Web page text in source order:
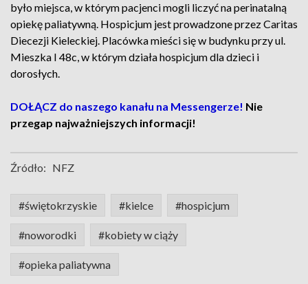
było miejsca, w którym pacjenci mogli liczyć na perinatalną
opiekę paliatywną. Hospicjum jest prowadzone przez Caritas
Diecezji Kieleckiej. Placówka mieści się w budynku przy ul.
Mieszka I 48c, w którym działa hospicjum dla dzieci i
dorosłych.
DOŁĄCZ do naszego kanału na Messengerze! Nie
przegap najważniejszych informacji!
Źródło: NFZ
#świętokrzyskie #kielce #hospicjum
#noworodki #kobiety w ciąży
#opieka paliatywna